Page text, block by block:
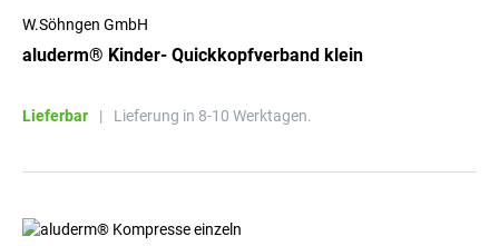
W.Söhngen GmbH
aluderm® Kinder- Quickkopfverband klein
Lieferbar | Lieferung in 8-10 Werktagen.